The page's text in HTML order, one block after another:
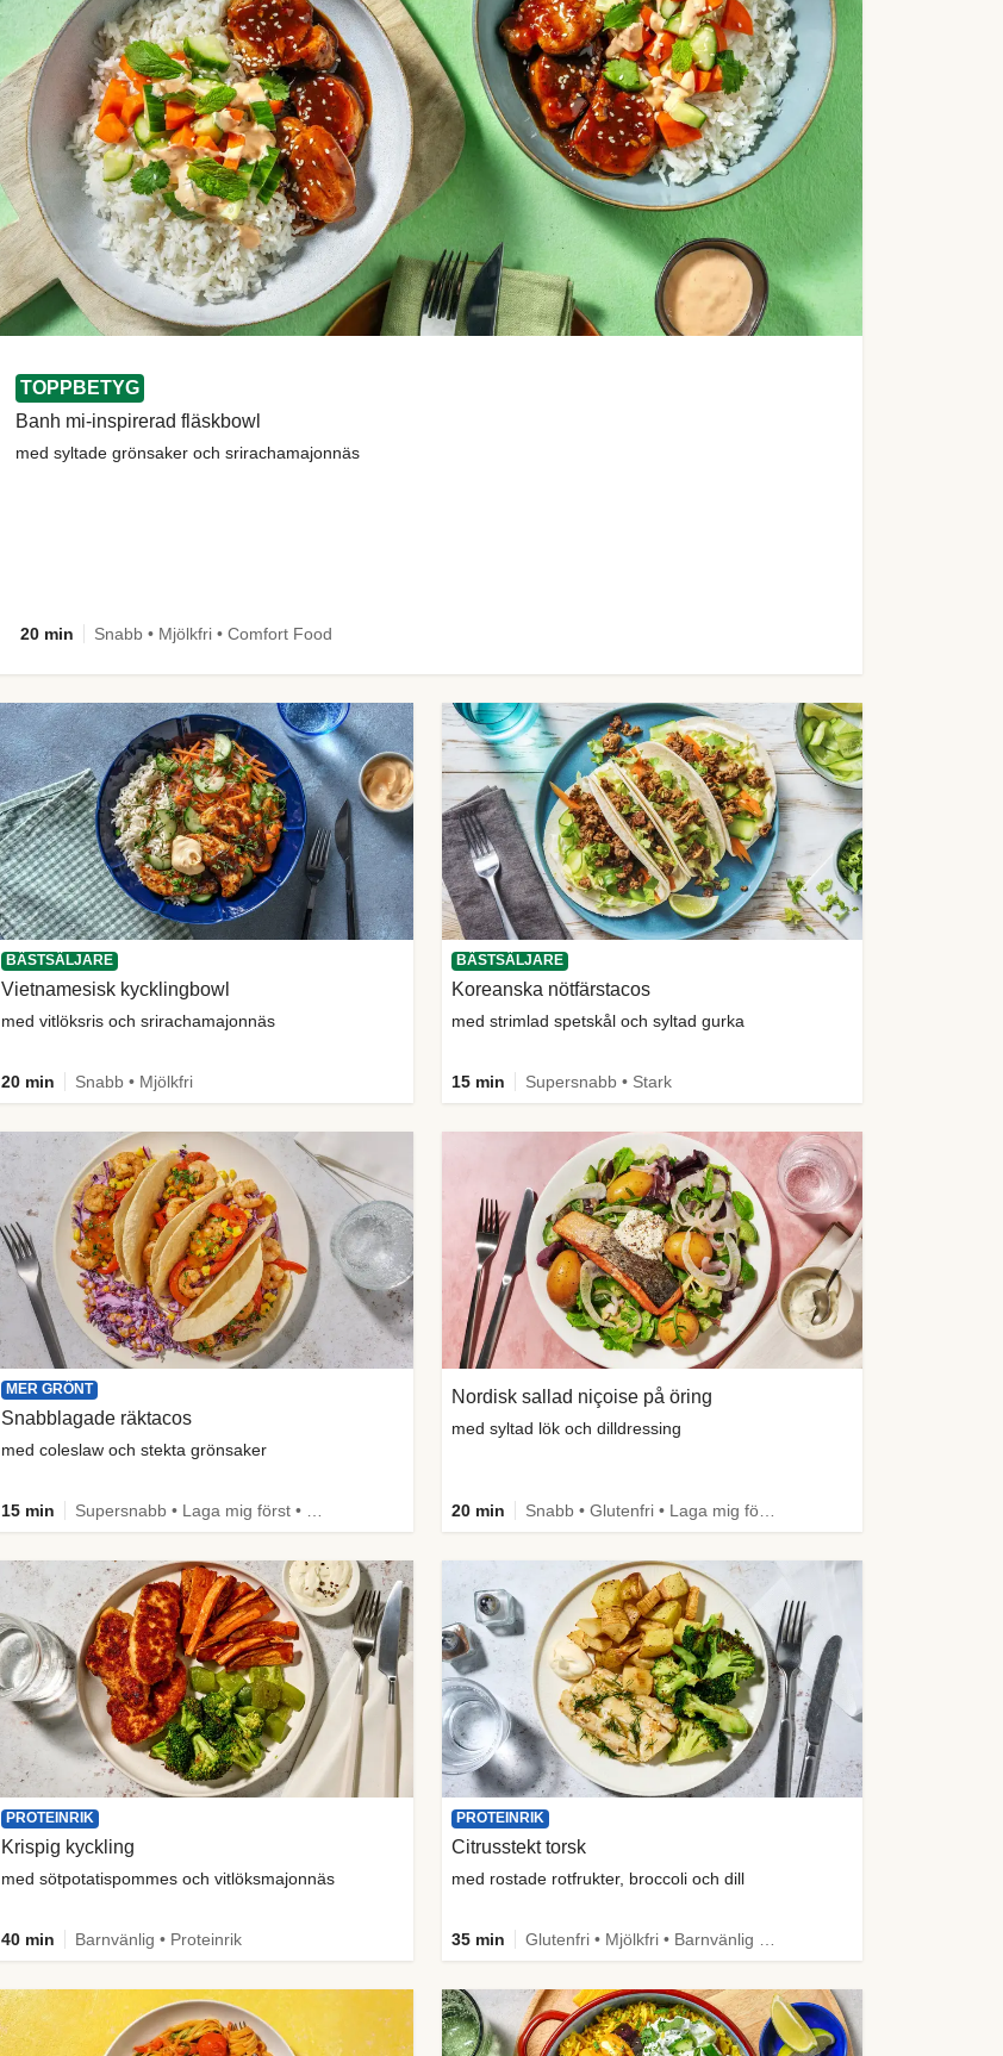
TOPPBETYG
Banh mi-inspirerad fläskbowl
med syltade grönsaker och srirachamajonnäs
20 min Snabb • Mjölkfri • Comfort Food
BÄSTSÄLJARE
Vietnamesisk kycklingbowl
med vitlöksris och srirachamajonnäs
20 min Snabb • Mjölkfri
BÄSTSÄLJARE
Koreanska nötfärstacos
med strimlad spetskål och syltad gurka
15 min Supersnabb • Stark
MER GRÖNT
Snabblagade räktacos
med coleslaw och stekta grönsaker
15 min
Nordisk sallad niçoise på öring
med syltad lök och dilldressing
20 min Snabb • Glutenfri • Laga mig först • Källa till fiber
PROTEINRIK
Krispig kyckling
med sötpotatispommes och vitlöksmajonnäs
40 min Barnvänlig • Proteinrik
PROTEINRIK
Citrusstekt torsk
med rostade rotfrukter, broccoli och dill
35 min